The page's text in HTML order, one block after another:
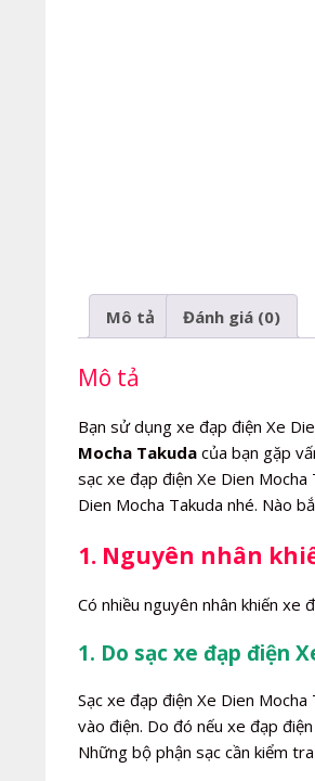
Mô tả Đánh giá (0)
Mô tả
Bạn sử dụng xe đạp điện Xe
Mocha Takuda của bạn gặp
sạc xe đạp điện Xe Dien
Dien Mocha Takuda nhé. Nào
1. Nguyên nhân
Có nhiều nguyên nhân khiến xe
1. Do sạc xe đạp điện
Sạc xe đạp điện Xe Dien
vào điện. Do đó nếu xe đạp
Những bộ phận sạc cần kiểm tra